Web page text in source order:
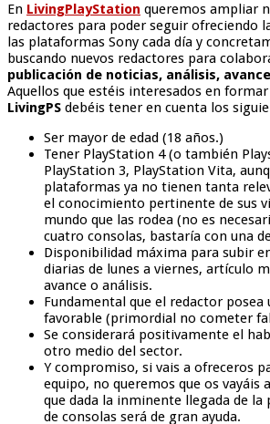
En LivingPlayStation queremos ampliar
redactores para poder seguir ofreciendo
las plataformas Sony cada día y
buscando nuevos redactores para
publicación de noticias, análisis,
Aquellos que estéis interesados en
LivingPS debéis tener en cuenta los
Ser mayor de edad (18 años.)
Tener PlayStation 4 (o también
PlayStation 3, PlayStation Vita,
plataformas ya no tienen tanta
el conocimiento pertinente de sus
mundo que las rodea (no es
cuatro consolas, bastaría con una
Disponibilidad máxima para subir
diarias de lunes a viernes, artículo
avance o análisis.
Fundamental que el redactor
favorable (primordial no cometer
Se considerará positivamente el
otro medio del sector.
Y compromiso, si vais a ofreceros
equipo, no queremos que os vayáis
que dada la inminente llegada de
de consolas será de gran ayuda.